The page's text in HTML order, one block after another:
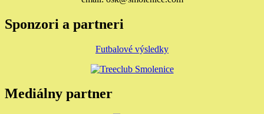
Sponzori a partneri
Futbalové výsledky
Mediálny partner